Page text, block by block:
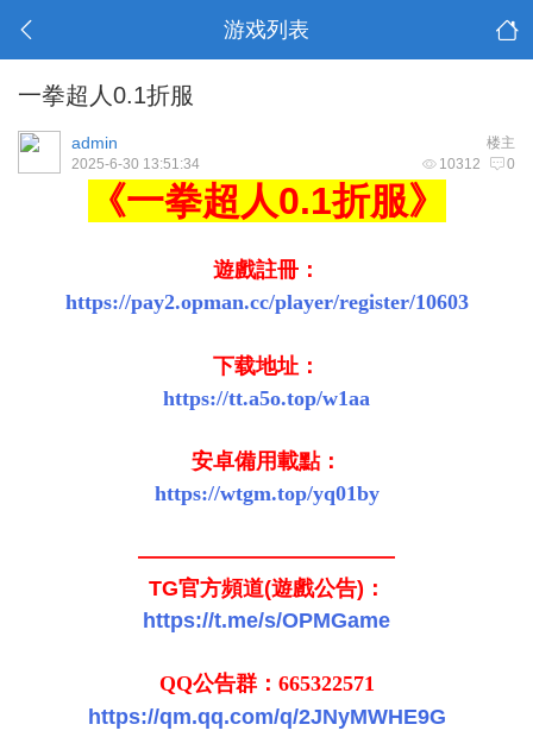
游戏列表
一拳超人0.1折服
楼主
admin
10312 0
2025-6-30 13:51:34
《一拳超人0.1折服》
遊戲註冊：
https://pay2.opman.cc/player/register/10603
下载地址：
https://tt.a5o.top/w1aa
安卓備用載點：
https://wtgm.top/yq01by
————————————
TG官方頻道(遊戲公告)：
https://t.me/s/OPMGame
QQ公告群： 665322571
https://qm.qq.com/q/2JNyMWHE9G